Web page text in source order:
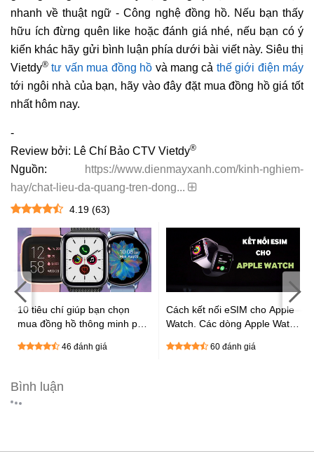
nhanh về thuật ngữ - Công nghệ đồng hồ. Nếu bạn thấy
hữu ích đừng quên like hoặc đánh giá nhé, nếu bạn có ý
kiến khác hãy gửi bình luận phía dưới bài viết này. Siêu thị
Vietdy® tư vấn mua đồng hồ và mang cả thế giới điện máy
tới ngôi nhà của bạn, hãy vào đây đặt mua đồng hồ giá tốt
nhất hôm nay.
-
Review bởi: Lê Chí Bảo CTV Vietdy®
Nguồn:
https://www.dienmayxanh.com/kinh-nghiem-
hay/chat-lieu-da-quang-tren-dong...
4.19 (63)
10 tiêu chí giúp bạn chọn
mua đồng hồ thông minh phù
46 đánh giá
Cách kết nối eSIM cho Apple
Watch. Các dòng Apple Watch
60 đánh giá
Bình luận